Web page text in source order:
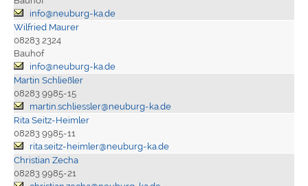
info@neuburg-ka.de
Wilfried Maurer
08283 2324
Bauhof
info@neuburg-ka.de
Martin Schließler
08283 9985-15
martin.schliessler@neuburg-ka.de
Rita Seitz-Heimler
08283 9985-11
rita.seitz-heimler@neuburg-ka.de
Christian Zecha
08283 9985-21